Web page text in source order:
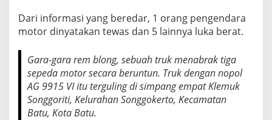
I
T
A
N
T
E
W
Dari informasi yang beredar, 1 orang pengendara
motor dinyatakan tewas dan 5 lainnya luka berat.
Gara-gara rem blong, sebuah truk menabrak tiga
sepeda motor secara beruntun. Truk dengan nopol
AG 9915 VI itu terguling di simpang empat Klemuk
Songgoriti, Kelurahan Songgokerto, Kecamatan
Batu, Kota Batu.